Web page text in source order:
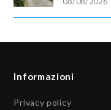
Informazioni
Privacy policy